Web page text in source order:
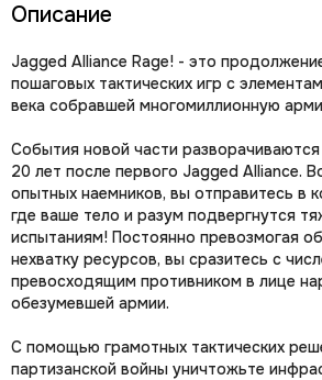
Описание
Jagged Alliance Rage! - это
пошаговых тактических игр с
века собравшей многомиллионную
События новой части
20 лет после первого Jagged Alliance.
опытных наемников, вы отправитесь в
где ваше тело и разум подвергнутся
испытаниям! Постоянно превозмогая
нехватку ресурсов, вы сразитесь с
превосходящим противником в лице
обезумевшей армии.
С помощью грамотных тактических
партизанской войны уничтожьте